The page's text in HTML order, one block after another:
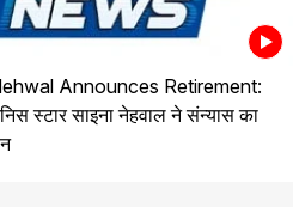
Announces Retirement:
स्टार साइना नेहवाल ने संन्यास का